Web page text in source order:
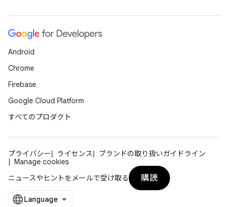
Android
Chrome
Firebase
Google Cloud Platform
すべてのプロダクト
プライバシー ライセンス
ブランドの取り扱いガイドライン
Manage cookies
ニュースやヒントをメールで受け取る
購読